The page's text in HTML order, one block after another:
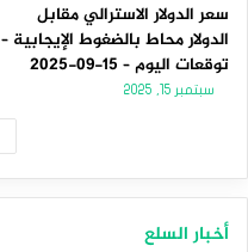
سعر الدولار الاسترالي مقابل
الدولار محاط بالضغوط الإيجابية –
توقعات اليوم – 15-09-2025
سبتمبر 15, 2025
أخبار السلع